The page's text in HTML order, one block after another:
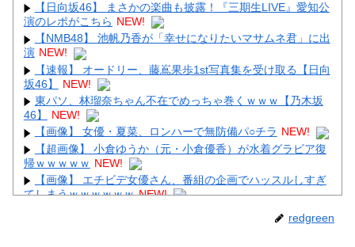
Powered by livedoor 相互RSS
【日向坂46】 まさかの楽曲も披露！『三期生LIVE』愛知公
演のレポがこちら NEW!
【NMB48】 池帆乃香が「幸せになりたいマサムネ君」に出
演 NEW!
【速報】 オードリー、藤嶌果歩1st写真集を受け取る【日向
坂46】
NEW!
東パソ、林瑠奈ちゃん不在でめっちゃ巻くｗｗｗ【乃木坂
46】
NEW!
【画像】 女優・夏菜、ロンハーで無防備パ○チラ NEW!
【超画像】 小倉ゆうか（元・小倉優香）が水着グラビア復
帰ｗｗｗｗｗ NEW!
【画像】 エチビデ女優さん、番組の企画でハッスルしすぎ
てしまうｗｗｗｗｗｗ NEW!
redgreen